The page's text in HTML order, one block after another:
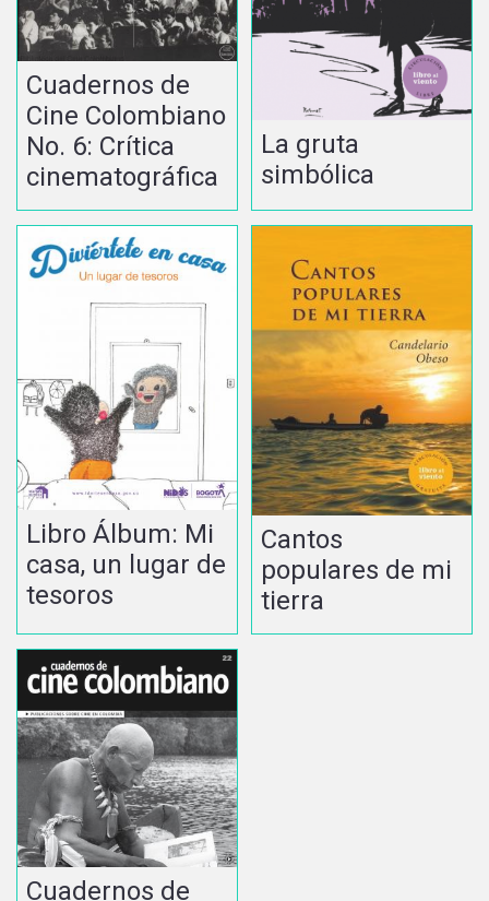
Cuadernos de
Cine Colombiano
No. 6: Crítica
cinematográfica
La gruta
simbólica
Libro Álbum: Mi
casa, un lugar de
tesoros
Cantos
populares de mi
tierra
Cuadernos de